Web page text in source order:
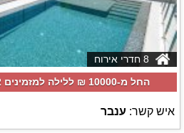
החל מ-‏10000 ₪ ללילה למזמינים 2 לילות בסופ"ש הקרוב
איש קשר: ענבר